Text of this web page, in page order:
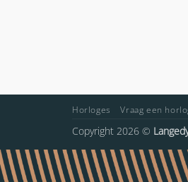
Horloges Vraag een
Copyright 2026 ©